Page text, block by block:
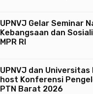
UPNVJ Gelar Seminar
Kebangsaan dan
MPR RI
UPNVJ dan
host Konferensi
PTN Barat 2026